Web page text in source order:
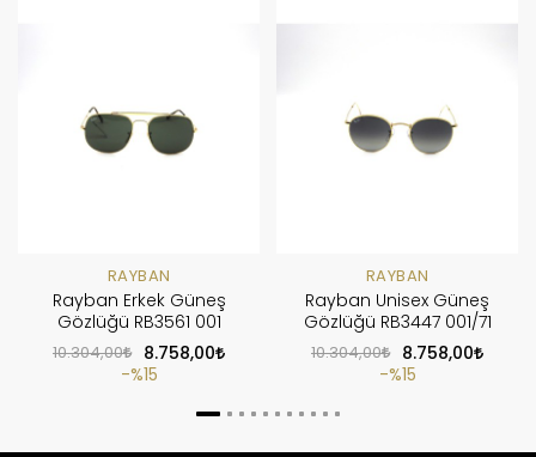
RAYBAN
Rayban Erkek Güneş
Gözlüğü RB3561 001
10.304,00
8.758,00
%15
RAYBAN
Rayban Unisex Güneş
Gözlüğü RB3447 001/71
10.304,00
8.758,00
%15